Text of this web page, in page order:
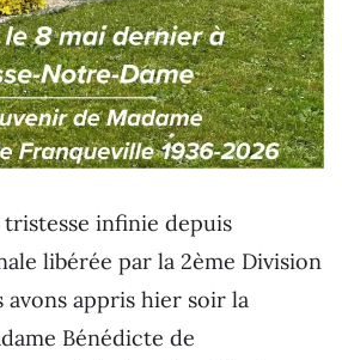
tristesse infinie depuis
libérée par la 2ème Division
avons appris hier soir la
Bénédicte de